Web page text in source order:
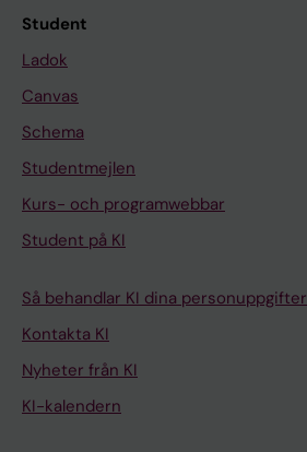
Student
Ladok
Canvas
Schema
Studentmejlen
Kurs- och programwebbar
Student på KI
Så behandlar KI dina personuppgifter
Kontakta KI
Nyheter från KI
KI-kalendern